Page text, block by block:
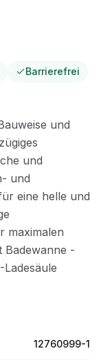
Barrierefrei
12760999-1